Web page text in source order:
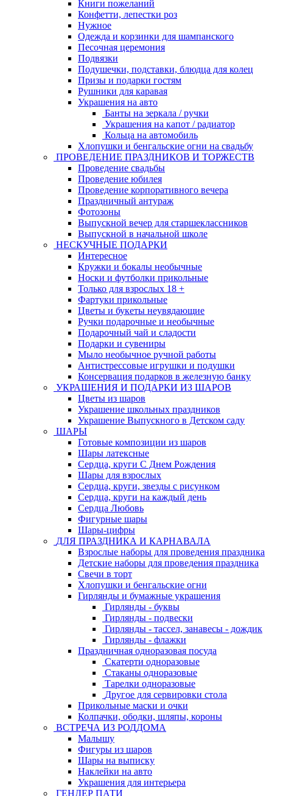
Книги пожеланий
Конфетти, лепестки роз
Нужное
Одежда и корзинки для шампанского
Песочная церемония
Подвязки
Подушечки, подставки, блюдца для колец
Призы и подарки гостям
Рушники для каравая
Украшения на авто
Банты на зеркала / ручки
Украшения на капот / радиатор
Кольца на автомобиль
Хлопушки и бенгальские огни на свадьбу
ПРОВЕДЕНИЕ ПРАЗДНИКОВ И ТОРЖЕСТВ
Проведение свадьбы
Проведение юбилея
Проведение корпоративного вечера
Праздничный антураж
Фотозоны
Выпускной вечер для старшеклассников
Выпускной в начальной школе
НЕСКУЧНЫЕ ПОДАРКИ
Интересное
Кружки и бокалы необычные
Носки и футболки прикольные
Только для взрослых 18 +
Фартуки прикольные
Цветы и букеты неувядающие
Ручки подарочные и необычные
Подарочный чай и сладости
Подарки и сувениры
Мыло необычное ручной работы
Антистрессовые игрушки и подушки
Консервация подарков в железную банку
УКРАШЕНИЯ И ПОДАРКИ ИЗ ШАРОВ
Цветы из шаров
Украшение школьных праздников
Украшение Выпускного в Детском саду
ШАРЫ
Готовые композиции из шаров
Шары латексные
Сердца, круги С Днем Рождения
Шары для взрослых
Сердца, круги, звезды с рисунком
Сердца, круги на каждый день
Сердца Любовь
Фигурные шары
Шары-цифры
ДЛЯ ПРАЗДНИКА И КАРНАВАЛА
Взрослые наборы для проведения праздника
Детские наборы для проведения праздника
Свечи в торт
Хлопушки и бенгальские огни
Гирлянды и бумажные украшения
Гирлянды - буквы
Гирлянды - подвески
Гирлянды - тассел, занавесы - дождик
Гирлянды - флажки
Праздничная одноразовая посуда
Скатерти одноразовые
Стаканы одноразовые
Тарелки одноразовые
Другое для сервировки стола
Прикольные маски и очки
Колпачки, ободки, шляпы, короны
ВСТРЕЧА ИЗ РОДДОМА
Малышу
Фигуры из шаров
Шары на выписку
Наклейки на авто
Украшения для интерьера
ГЕНДЕР ПАТИ